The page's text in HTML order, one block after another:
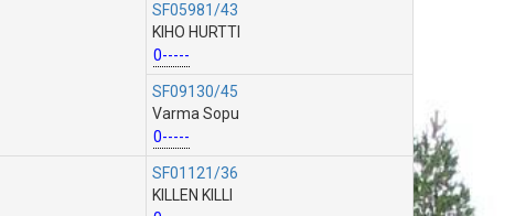
SF05981/43
KIHO HURTTI
0-----
SF09130/45
Varma Sopu
0-----
SF01121/36
KILLEN KILLI